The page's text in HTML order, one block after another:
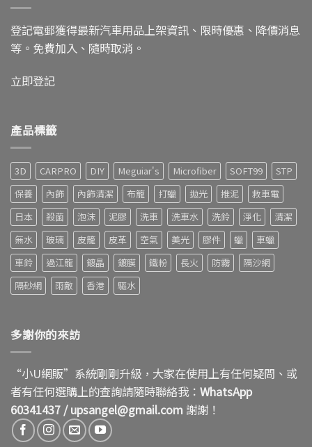
登記電郵獲得最新汽車用品上架資訊、限時優惠、降價消息
等。免費加入、隨時取消。
立即登記
產品標籤
3D CARPRO DIY Meguiar's Microfiber SOFT99
STP
保養
內飾 內飾清潔 布籠 打蠟 拋光 推泥
救車電
日本
殺菌 泡沫 泥膠 洗車 洗車水 洗鈴 淨化
清潔
無水
玻璃 皮籠 皮革 空氣 美光 膠件 蠟
車蠟
車鈴
過江龍 鍍晶 鍍膜 鐵粉 長火 防霧
隔沙網
隔砂網
雨敵 香港 驅水
多謝你的來訪
“小U網販”系統剛剛升級，大家在使用上有任何疑問、或
者有任何選購上的查詢請隨時聯絡我： WhatsApp
60341437 /upsangel@gmail.com 謝謝！